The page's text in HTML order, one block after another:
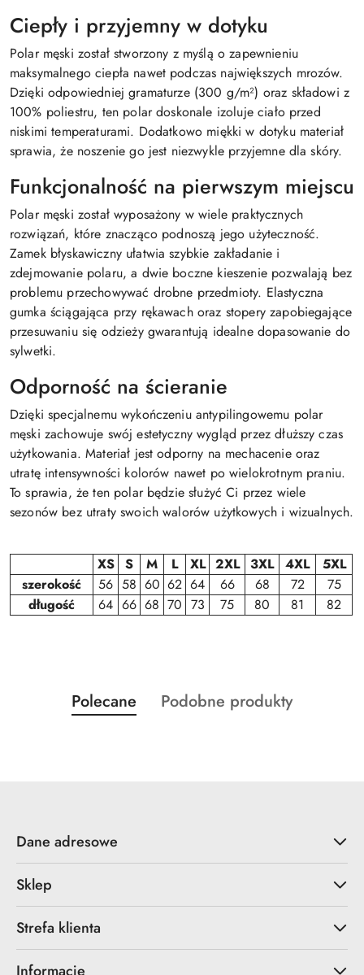
Ciepły i przyjemny w dotyku
Polar męski został stworzony z myślą o zapewnieniu
maksymalnego ciepła nawet podczas największych mrozów.
Dzięki odpowiedniej gramaturze (300 g/m²) oraz składowi z
100% poliestru, ten polar doskonale izoluje ciało przed
niskimi temperaturami. Dodatkowo miękki w dotyku materiał
sprawia, że noszenie go jest niezwykle przyjemne dla skóry.
Funkcjonalność na pierwszym miejscu
Polar męski został wyposażony w wiele praktycznych
rozwiązań, które znacząco podnoszą jego użyteczność.
Zamek błyskawiczny ułatwia szybkie zakładanie i
zdejmowanie polaru, a dwie boczne kieszenie pozwalają bez
problemu przechowywać drobne przedmioty. Elastyczna
gumka ściągająca przy rękawach oraz stopery zapobiegające
przesuwaniu się odzieży gwarantują idealne dopasowanie do
sylwetki.
Odporność na ścieranie
Dzięki specjalnemu wykończeniu antypilingowemu polar
męski zachowuje swój estetyczny wygląd przez dłuższy czas
użytkowania. Materiał jest odporny na mechacenie oraz
utratę intensywności kolorów nawet po wielokrotnym praniu.
To sprawia, że ten polar będzie służyć Ci przez wiele
sezonów bez utraty swoich walorów użytkowych i wizualnych.
XS S M L XL 2XL 3XL 4XL
5XL
szerokość
56 58 60 62 64 66 68 72
75
długość
64 66 68 70 73 75 80 81 82
Pomiń karuzelę produktów
Produkty
o
Polecane
Produkty
Podobne produkty
Dane adresowe
Sklep
Strefa klienta